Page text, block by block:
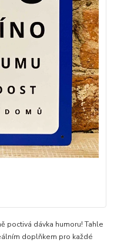
poctivá dávka humoru! Tahle
doplňkem pro každé